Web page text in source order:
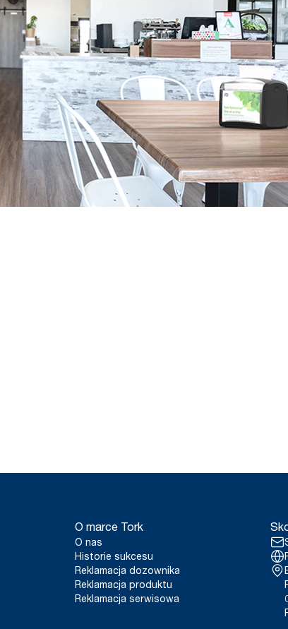
O marce Tork
O nas
Historie sukcesu
Reklamacja dozownika
Reklamacja produktu
Reklamacja serwisowa